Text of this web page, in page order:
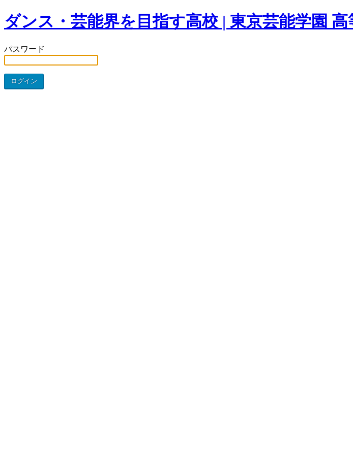
ダンス・芸能界を目指す高校 | 東京芸能学園 高
パスワード